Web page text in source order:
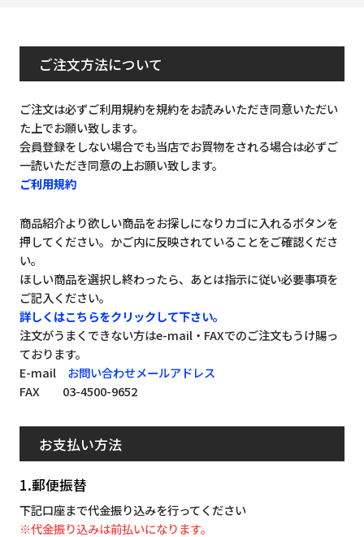
ご注文方法について
ご注文は必ずご利用規約を規約をお読みいただき同意いただい
た上でお願い致します。
会員登録をしない場合でも当店でお買物をされる場合は必ずご
一読いただき同意の上お願い致します。
ご利用規約
商品紹介より欲しい商品をお探しになりカゴに入れるボタンを
押してください。かご内に反映されていることをご確認くださ
い。
ほしい商品を選択し終わったら、あとは指示に従い必要事項を
ご記入ください。
詳しくはこちらをクリックして下さい。
注文がうまくできない方はe-mail・FAXでのご注文もうけ賜っ
ております。
E-mail お問い合わせメールアドレス
FAX 03-4500-9652
お支払い方法
1.郵便振替
下記口座まで代金振り込みを行ってください
※代金振り込みは前払いになります。